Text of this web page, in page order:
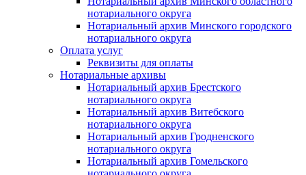
нотариального округа
Нотариальный архив Минского городского
нотариального округа
Оплата услуг
Реквизиты для оплаты
Нотариальные архивы
Нотариальный архив Брестского
нотариального округа
Нотариальный архив Витебского
нотариального округа
Нотариальный архив Гродненского
нотариального округа
Нотариальный архив Гомельского